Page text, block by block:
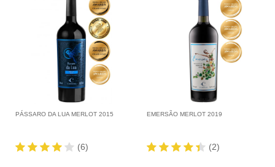
PÁSSARO DA LUA MERLOT 2015
(6)
EMERSÃO MERLOT 2019
(2)